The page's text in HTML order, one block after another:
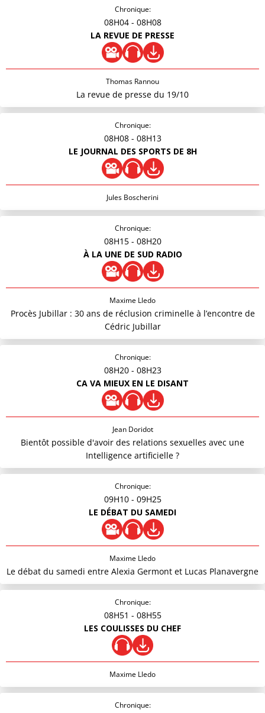
Chronique:
08H04 - 08H08
LA REVUE DE PRESSE
Thomas Rannou
La revue de presse du 19/10
Chronique:
08H08 - 08H13
LE JOURNAL DES SPORTS DE 8H
Jules Boscherini
Chronique:
08H15 - 08H20
À LA UNE DE SUD RADIO
Maxime Lledo
Procès Jubillar : 30 ans de réclusion criminelle à l’encontre de
Cédric Jubillar
Chronique:
08H20 - 08H23
CA VA MIEUX EN LE DISANT
Jean Doridot
Bientôt possible d'avoir des relations sexuelles avec une
Intelligence artificielle ?
Chronique:
09H10 - 09H25
LE DÉBAT DU SAMEDI
Maxime Lledo
Le débat du samedi entre Alexia Germont et Lucas Planavergne
Chronique:
08H51 - 08H55
LES COULISSES DU CHEF
Maxime Lledo
Chronique: